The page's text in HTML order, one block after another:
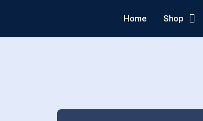
Home Shop